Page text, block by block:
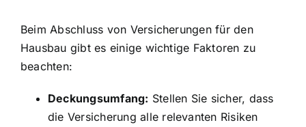
Beim Abschluss von Versicherungen für den
Hausbau gibt es einige wichtige Faktoren zu
beachten:
Deckungsumfang: Stellen Sie sicher, dass
die Versicherung alle relevanten Risiken